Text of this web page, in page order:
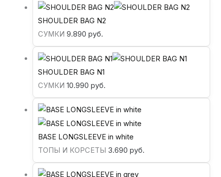
SHOULDER BAG N2
СУМКИ9.890руб.
SHOULDER BAG N1
СУМКИ10.990руб.
BASE LONGSLEEVE in white
ТОПЫ И КОРСЕТЫ 3.690руб.